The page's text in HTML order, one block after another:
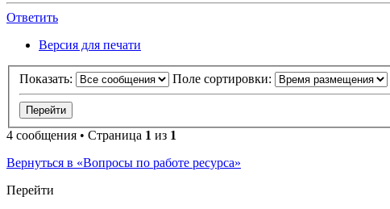
Ответить
Версия для печати
Показать: Поле сортировки:
4 сообщения • Страница 1 из 1
Вернуться в «Вопросы по работе ресурса»
Перейти